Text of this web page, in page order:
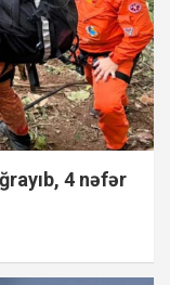
4 nəfər